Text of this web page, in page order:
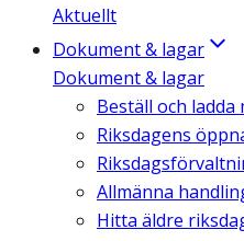
Aktuellt
Dokument & lagar
Dokument & lagar
Beställ och ladda
Riksdagens
Allmänna
Hitta äldre